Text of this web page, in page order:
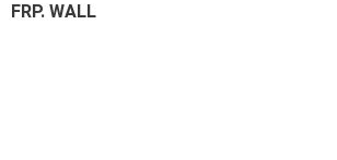
FRP. WALL